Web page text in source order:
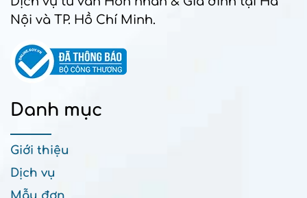
Nội và TP. Hồ Chí Minh.
Danh mục
Giới thiệu
Dịch vụ